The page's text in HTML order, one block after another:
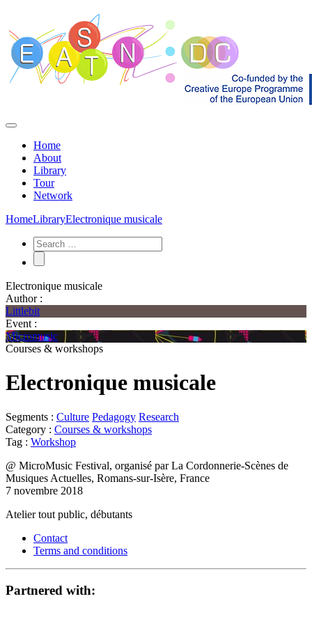
Home
About
Library
Tour
Network
HomeLibraryElectronique musicale
Electronique musicale
Author :
Littlebit
Event :
Micromusic
Courses & workshops
Electronique musicale
Segments : Culture Pedagogy Research
Category : Courses & workshops
Tag : Workshop
@ MicroMusic Festival, organisé par La Cordonnerie-Scènes de
Musiques Actuelles, Romans-sur-Isère, France
7 novembre 2018
Atelier tout public, débutants
Contact
Terms and conditions
Partnered with: